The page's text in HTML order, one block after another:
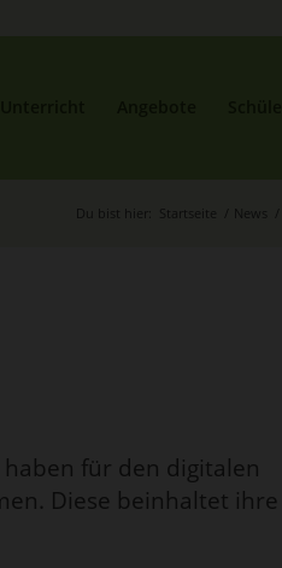
Du bist hier: Startseite News
für den digitalen
Diese beinhaltet ihre